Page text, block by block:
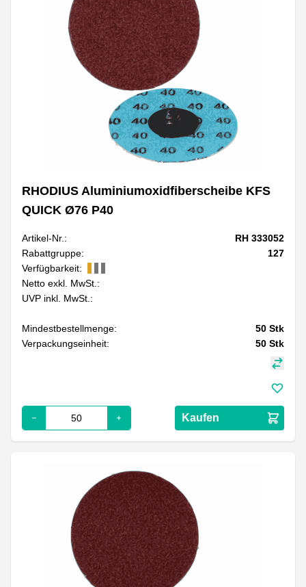
RHODIUS Aluminiumoxidfiberscheibe KFS
QUICK Ø76 P40
Artikel-Nr.:
RH 333052
Rabattgruppe:
127
Verfügbarkeit:
Netto exkl. MwSt.:
UVP inkl. MwSt.:
Mindestbestellmenge: 50 Stk
Verpackungseinheit:
50 Stk
Kaufen